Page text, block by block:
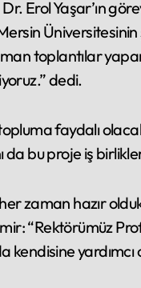
Erol Yaşar’ın
toplantılar
dedi.
faydalı
da bu proje iş
zaman hazır
“Rektörümüz
yardımcı